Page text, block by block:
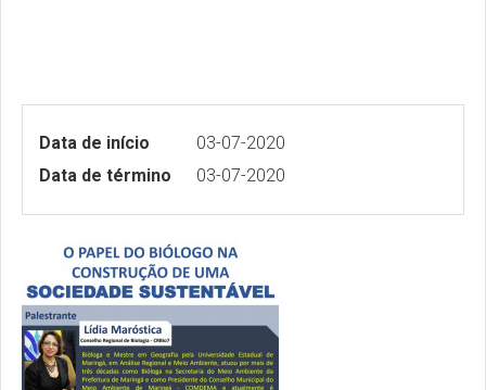
Data de início
03-07-2020
Data de término
03-07-2020